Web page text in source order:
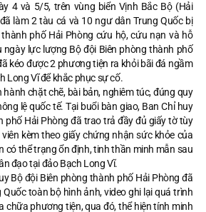
4 và 5/5, trên vùng biển Vịnh Bắc Bộ (Hải
làm 2 tàu cá và 10 ngư dân Trung Quốc bị
phố Hải Phòng cứu hộ, cứu nạn và hỗ
ngày lực lượng Bộ đội Biên phòng thành phố
kéo được 2 phương tiện ra khỏi bãi đá ngầm
Long Vĩ để khắc phục sự cố.
chặt chẽ, bài bản, nghiêm túc, đúng quy
lệ quốc tế. Tại buổi bàn giao, Ban Chỉ huy
phố Hải Phòng đã trao trả đầy đủ giấy tờ tùy
kèm theo giấy chứng nhận sức khỏe của
có thể trạng ổn định, tinh thần minh mẫn sau
đạo tại đảo Bạch Long Vĩ.
Bộ đội Biên phòng thành phố Hải Phòng đã
Quốc toàn bộ hình ảnh, video ghi lại quá trình
chữa phương tiện, qua đó, thể hiện tính minh